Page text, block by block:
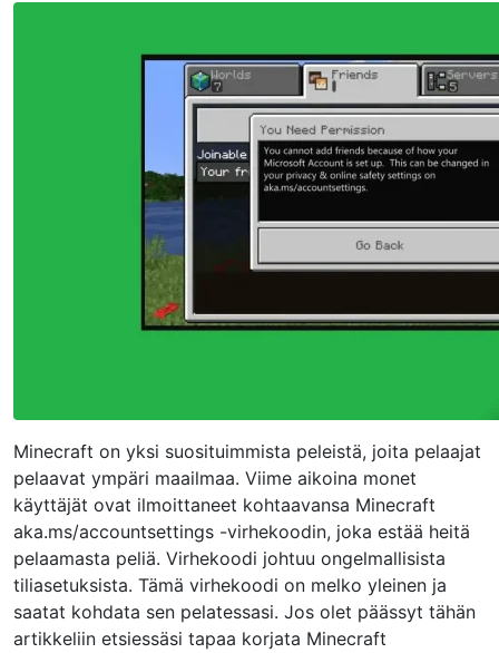
Minecraft on yksi suosituimmista peleistä, joita pelaajat
pelaavat ympäri maailmaa. Viime aikoina monet
käyttäjät ovat ilmoittaneet kohtaavansa Minecraft
aka.ms/accountsettings -virhekoodin, joka estää heitä
pelaamasta peliä. Virhekoodi johtuu ongelmallisista
tiliasetuksista. Tämä virhekoodi on melko yleinen ja
saatat kohdata sen pelatessasi. Jos olet päässyt tähän
artikkeliin etsiessäsi tapaa korjata Minecraft